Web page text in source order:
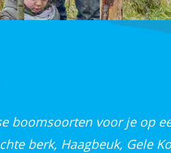
boomsoorten voor je op
berk, Haagbeuk, Gele